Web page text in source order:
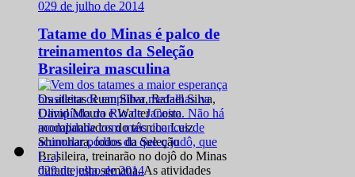
029 de julho de 2014
Tatame do Minas é palco de
treinamentos da Seleção
Brasileira masculina
Os atletas Ruan Silva, Rafael Silva,
David Moura e Walter Costa
acompanhados do técnico Luiz
Shinohara, todos da Seleção
Brasileira, treinarão no dojô do Minas
durante esta semana. As atividades
029 de julho de 2014